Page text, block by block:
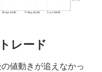
レード
値動きが追えなかっ